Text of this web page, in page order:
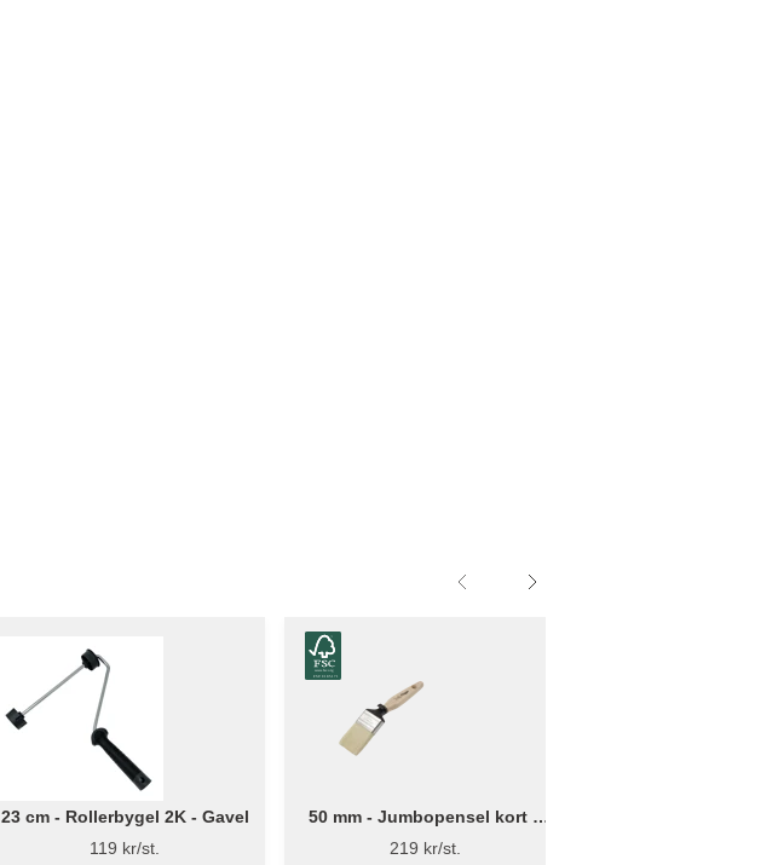
23 cm - Rollerbygel 2K - Gavel
119 kr/st.
50 mm - Jumbopensel kort –
Flügger Excellence
219 kr/st.